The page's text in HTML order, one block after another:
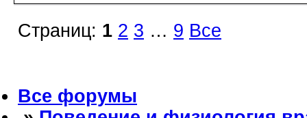
Страниц: 1 2 3 … 9 Все
Все форумы